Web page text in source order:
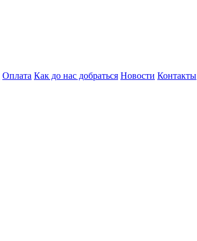
Оплата Как до нас добраться Новости Контакты